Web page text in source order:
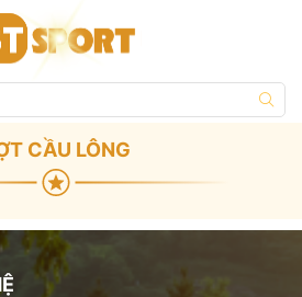
CẦU LÔNG